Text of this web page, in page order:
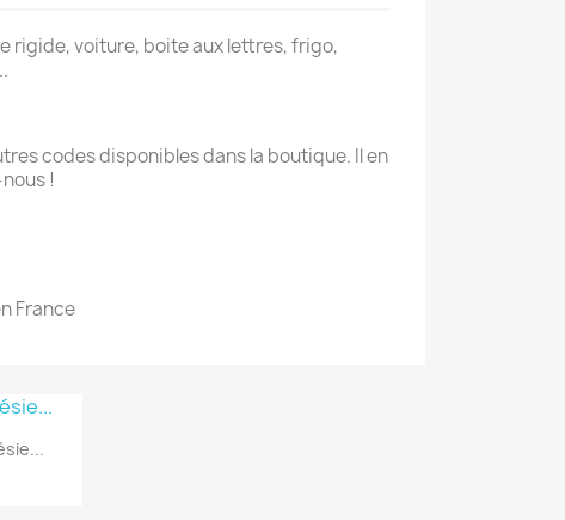
rigide, voiture, boite aux lettres, frigo,
codes disponibles dans la boutique. Il en
!
France